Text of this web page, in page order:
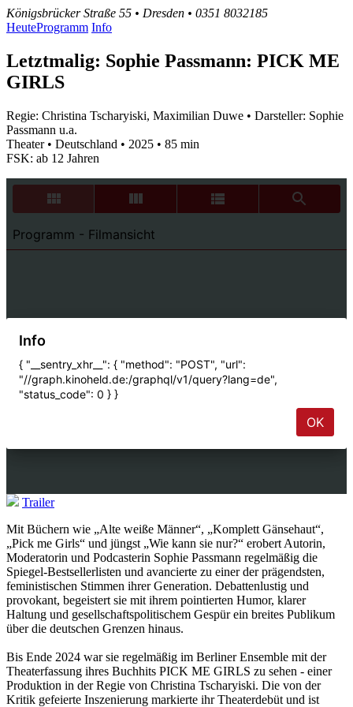
Königsbrücker Straße 55 • Dresden • 0351 8032185
HeuteProgramm Info
Letztmalig: Sophie Passmann: PICK ME
GIRLS
Regie: Christina Tscharyiski, Maximilian Duwe • Darsteller: Sophie
Passmann u.a.
Theater • Deutschland • 2025 • 85 min
FSK: ab 12 Jahren
Trailer
Mit Büchern wie „Alte weiße Männer“, „Komplett Gänsehaut“,
„Pick me Girls“ und jüngst „Wie kann sie nur?“ erobert Autorin,
Moderatorin und Podcasterin Sophie Passmann regelmäßig die
Spiegel-Bestsellerlisten und avancierte zu einer der prägendsten,
feministischen Stimmen ihrer Generation. Debattenlustig und
provokant, begeistert sie mit ihrem pointierten Humor, klarer
Haltung und gesellschaftspolitischem Gespür ein breites Publikum
über die deutschen Grenzen hinaus.
Bis Ende 2024 war sie regelmäßig im Berliner Ensemble mit der
Theaterfassung ihres Buchhits PICK ME GIRLS zu sehen - einer
Produktion in der Regie von Christina Tscharyiski. Die von der
Kritik gefeierte Inszenierung markierte ihr Theaterdebüt und ist